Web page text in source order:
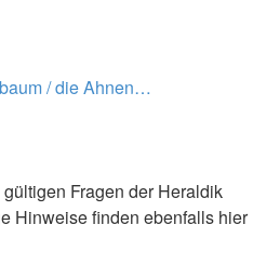
/ die Ahnen…
Fragen der Heraldik
Hinweise finden ebenfalls hier